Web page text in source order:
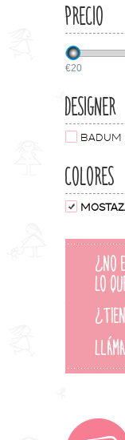
PRECIO
€20
DESIGNER
BADUM
COLORES